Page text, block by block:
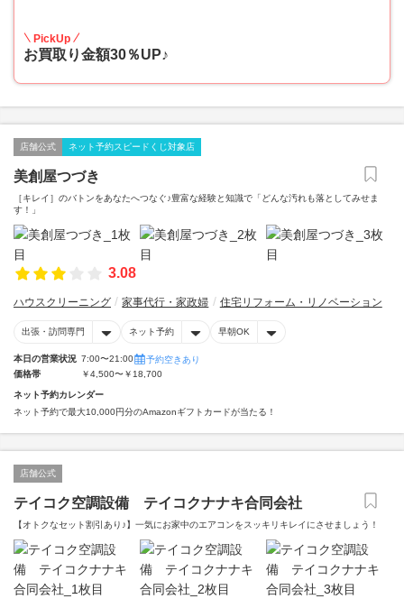
PickUp
お買取り金額30％UP♪
店舗公式 ネット予約スピードくじ対象店
美創屋つづき
［キレイ］のバトンをあなたへつなぐ♪豊富な経験と知識で「どんな汚れも落としてみせま
す！」
3.08
ハウスクリーニング 家事代行・家政婦 住宅リフォーム・リノベーション
出張・訪問専門 ネット予約 早朝OK
本日の営業状況 7:00〜21:00
予約空きあり
価格帯
￥4,500〜￥18,700
ネット予約カレンダー
ネット予約で最大10,000円分のAmazonギフトカードが当たる！
店舗公式
テイコク空調設備 テイコクナナキ合同会社
【オトクなセット割引あり♪】一気にお家中のエアコンをスッキリキレイにさせましょう！